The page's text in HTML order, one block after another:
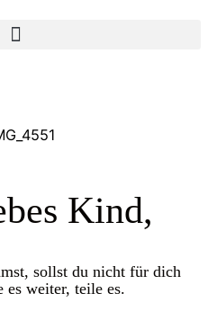
Kind,
sollst du nicht für dich
es weiter, teile es.